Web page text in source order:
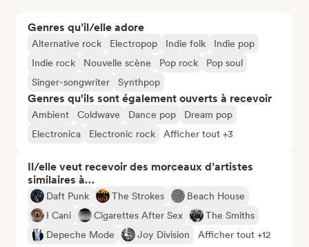
Genres qu’il/elle adore
Alternative rock Electropop Indie folk
Indie pop
Indie rock
Nouvelle scène Pop rock
Pop soul
Singer-songwriter
Synthpop
Genres qu'ils sont également ouverts à recevoir
Ambient Coldwave Dance pop
Dream pop
Electronica
Electronic rock Afficher tout +3
Il/elle veut recevoir des morceaux d’artistes
similaires à…
Daft Punk The Strokes
Beach House
I Cani
Cigarettes After Sex
The Smiths
Depeche Mode
Joy Division Afficher tout +12